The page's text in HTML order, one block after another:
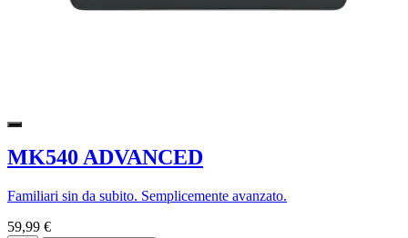
MK540 ADVANCED
Familiari sin da subito. Semplicemente avanzato.
59,99 €